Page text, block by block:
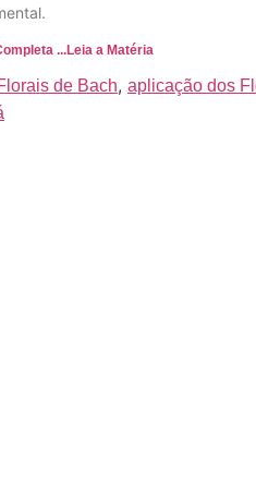
...Leia a Matéria
de Bach, aplicação dos